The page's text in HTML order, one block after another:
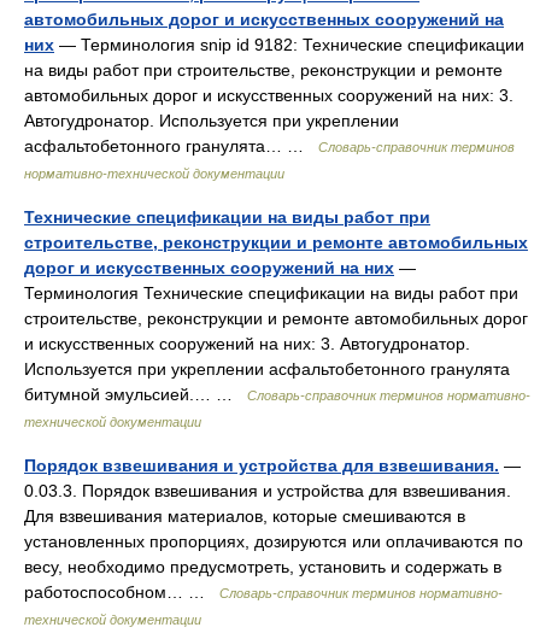
автомобильных дорог и искусственных сооружений на
них — Терминология snip id 9182: Технические спецификации
на виды работ при строительстве, реконструкции и ремонте
автомобильных дорог и искусственных сооружений на них: 3.
Автогудронатор. Используется при укреплении
асфальтобетонного гранулята… …
Словарь-справочник терминов
нормативно-технической документации
Технические спецификации на виды работ при
строительстве, реконструкции и ремонте автомобильных
дорог и искусственных сооружений на них —
Терминология Технические спецификации на виды работ при
строительстве, реконструкции и ремонте автомобильных дорог
и искусственных сооружений на них: 3. Автогудронатор.
Используется при укреплении асфальтобетонного гранулята
битумной эмульсией.… …
Словарь-справочник терминов нормативно-
технической документации
Порядок взвешивания и устройства для взвешивания. —
0.03.3. Порядок взвешивания и устройства для взвешивания.
Для взвешивания материалов, которые смешиваются в
установленных пропорциях, дозируются или оплачиваются по
весу, необходимо предусмотреть, установить и содержать в
работоспособном… …
Словарь-справочник терминов нормативно-
технической документации